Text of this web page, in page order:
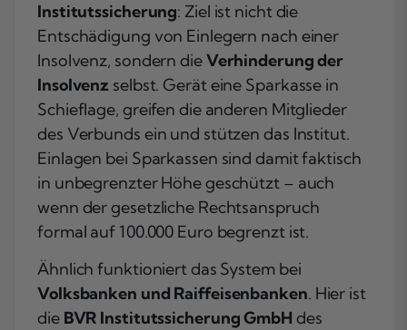
Institutssicherung: Ziel ist nicht die
Entschädigung von Einlegern nach einer
Insolvenz, sondern dieVerhinderung der
Insolvenz selbst. Gerät eine Sparkasse in
Schieflage, greifen die anderen Mitglieder
des Verbunds ein und stützen das Institut.
Einlagen bei Sparkassen sind damit faktisch
in unbegrenzter Höhe geschützt – auch
wenn der gesetzliche Rechtsanspruch
formal auf 100.000 Euro begrenzt ist.
Ähnlich funktioniert das System bei
Volksbanken und Raiffeisenbanken. Hier ist
die BVR Institutssicherung GmbH des